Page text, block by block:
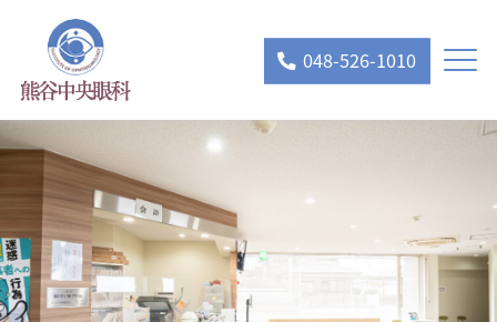
048-526-1010